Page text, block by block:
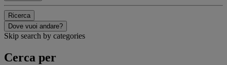
Ricerca
Dove vuoi andare?
Skip search by categories
Cerca per